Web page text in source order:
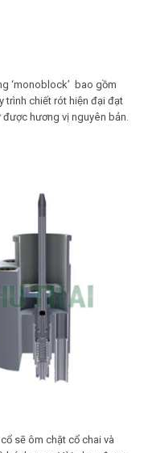
‘monoblock’ bao gồm
trình chiết rót hiện đại đạt
hương vị nguyên bản.
sẽ ôm chặt cổ chai và